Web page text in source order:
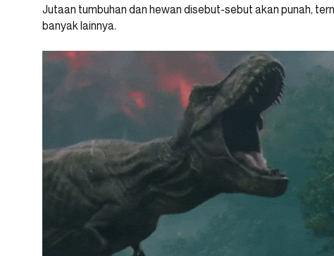
Jutaan tumbuhan dan hewan disebut-sebut akan punah,
banyak lainnya.